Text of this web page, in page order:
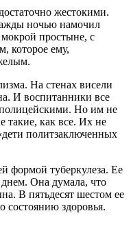
жестокими.
ночью намочил
мокрой простыне, с
которое ему,
На стенах висели
И воспитанники все
Но им не
такие, как все. Их не
политзаключенных
формой туберкулеза. Ее
Она думала, что
В пятьдесят шестом ее
здоровья.